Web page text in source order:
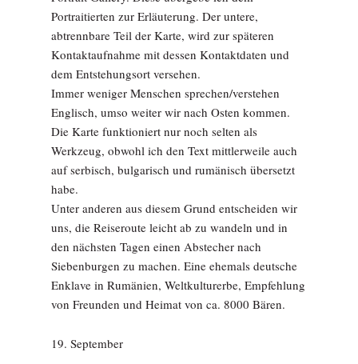
Portraitierten zur Erläuterung. Der untere,
abtrennbare Teil der Karte, wird zur späteren
Kontaktaufnahme mit dessen Kontaktdaten und
dem Entstehungsort versehen.
Immer weniger Menschen sprechen/verstehen
Englisch, umso weiter wir nach Osten kommen.
Die Karte funktioniert nur noch selten als
Werkzeug, obwohl ich den Text mittlerweile auch
auf serbisch, bulgarisch und rumänisch übersetzt
habe.
Unter anderen aus diesem Grund entscheiden wir
uns, die Reiseroute leicht ab zu wandeln und in
den nächsten Tagen einen Abstecher nach
Siebenburgen zu machen. Eine ehemals deutsche
Enklave in Rumänien, Weltkulturerbe, Empfehlung
von Freunden und Heimat von ca. 8000 Bären.
19. September